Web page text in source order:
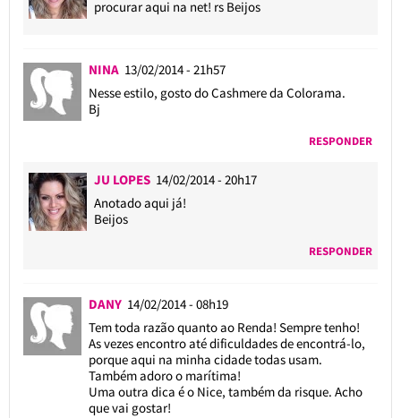
procurar aqui na net! rs Beijos
NINA 13/02/2014 - 21h57
Nesse estilo, gosto do Cashmere da Colorama.
Bj
RESPONDER
JU LOPES 14/02/2014 - 20h17
Anotado aqui já!
Beijos
RESPONDER
DANY 14/02/2014 - 08h19
Tem toda razão quanto ao Renda! Sempre tenho!
As vezes encontro até dificuldades de encontrá-lo,
porque aqui na minha cidade todas usam.
Também adoro o marítima!
Uma outra dica é o Nice, também da risque. Acho
que vai gostar!